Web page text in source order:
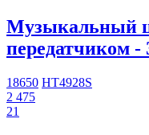
Музыкальный
передатчиком
18650 HT4928S
2 475
21